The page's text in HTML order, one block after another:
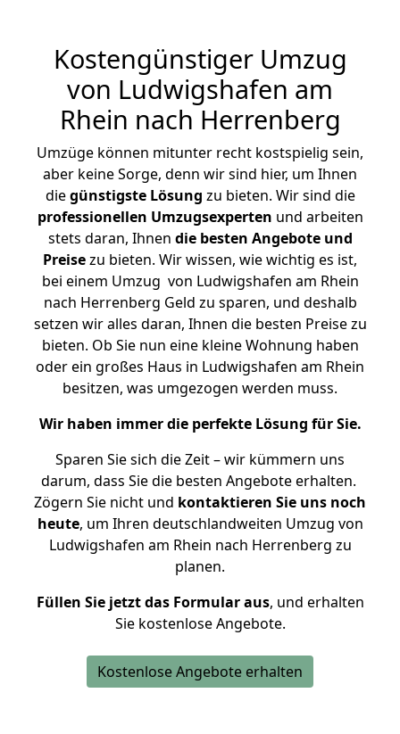
Kostengünstiger Umzug
von Ludwigshafen am
Rhein nach Herrenberg
Umzüge können mitunter recht kostspielig sein,
aber keine Sorge, denn wir sind hier, um Ihnen
diegünstigste Lösung zu bieten. Wir sind die
professionellen Umzugsexperten und arbeiten
stets daran, Ihnen die besten Angebote und
Preisezu bieten. Wir wissen, wie wichtig es ist,
bei einem Umzug von Ludwigshafen am Rhein
nach Herrenberg Geld zu sparen, und deshalb
setzen wir alles daran, Ihnen die besten Preise zu
bieten. Ob Sie nun eine kleine Wohnung haben
oder ein großes Haus in Ludwigshafen am Rhein
besitzen, was umgezogen werden muss.
Wir haben immer die perfekte Lösung für Sie.
Sparen Sie sich die Zeit – wir kümmern uns
darum, dass Sie die besten Angebote erhalten.
Zögern Sie nicht und kontaktieren Sie uns noch
heute, um Ihren deutschlandweiten Umzug von
Ludwigshafen am Rhein nach Herrenberg zu
planen.
Füllen Sie jetzt das Formular aus, und erhalten
Sie kostenlose Angebote.
Kostenlose Angebote erhalten